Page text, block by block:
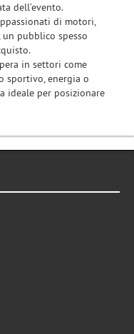
dell’evento.
di motori,
pubblico spesso
in settori come
sportivo, energia o
ideale per posizionare